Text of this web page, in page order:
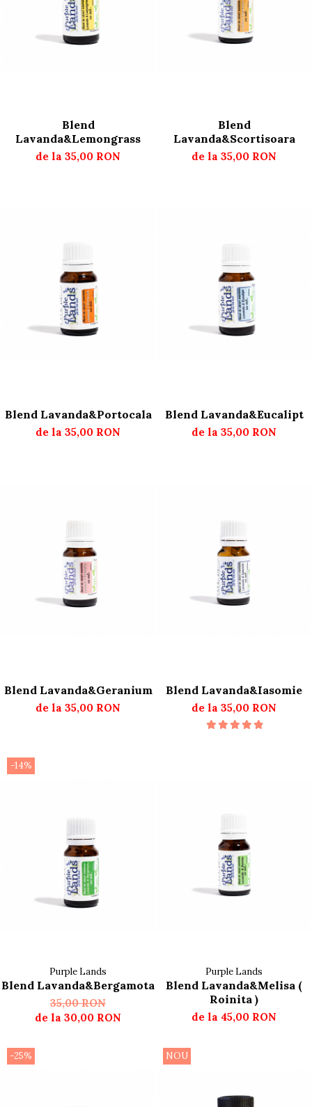
Deodorant Natural
Exfoliante Pentru Corp
Blend
Lavanda&Lemongrass
de la 35,00 RON
Blend
Lavanda&Scortisoara
de la 35,00 RON
Blend Lavanda&Portocala
de la 35,00 RON
Blend Lavanda&Eucalipt
de la 35,00 RON
Blend Lavanda&Geranium
de la 35,00 RON
Blend Lavanda&Iasomie
de la 35,00 RON
-14%
Purple Lands
Blend Lavanda&Bergamota
35,00 RON
de la 30,00 RON
Purple Lands
Blend Lavanda&Melisa (
Roinita )
de la 45,00 RON
-25% NOU